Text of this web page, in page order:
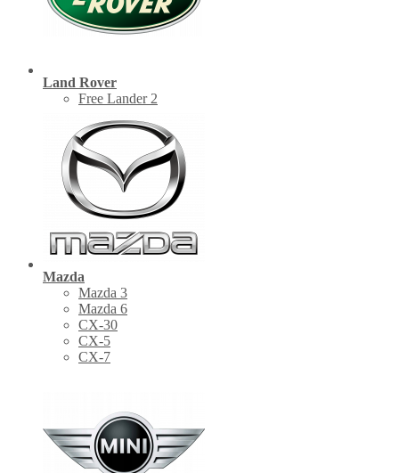
Land Rover
Free Lander 2
Mazda
Mazda 3
Mazda 6
CX-30
СХ-5
CX-7